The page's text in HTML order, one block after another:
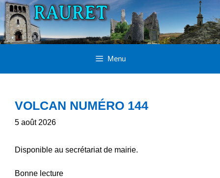
Aller
au
contenu
Menu
VOLCAN NUMÉRO 144
5 août 2026
Disponible au secrétariat de mairie.
Bonne lecture